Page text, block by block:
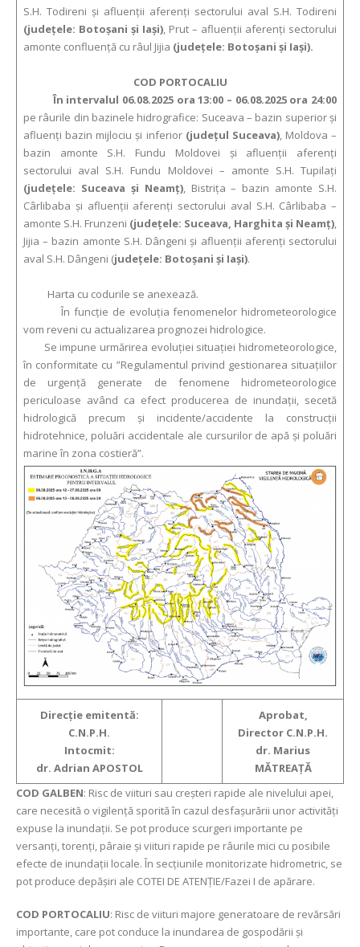
S.H. Todireni şi afluenţii aferenţi sectorului aval S.H. Todireni
(judeţele: Botoşani şi Iaşi), Prut – afluenţii aferenţi sectorului
amonte confluenţă cu râul Jijia (judeţele: Botoşani şi Iaşi).
COD PORTOCALIU
În intervalul 06.08.2025 ora 13:00 – 06.08.2025 ora 24:00
pe râurile din bazinele hidrografice: Suceava – bazin superior şi
afluenţi bazin mijlociu şi inferior (judeţul Suceava), Moldova –
bazin amonte S.H. Fundu Moldovei şi afluenţii aferenţi
sectorului aval S.H. Fundu Moldovei – amonte S.H. Tupilaţi
(judeţele: Suceava şi Neamţ), Bistriţa – bazin amonte S.H.
Cârlibaba şi afluenţii aferenţi sectorului aval S.H. Cârlibaba –
amonte S.H. Frunzeni (judeţele: Suceava, Harghita şi Neamţ),
Jijia – bazin amonte S.H. Dângeni şi afluenţii aferenţi sectorului
aval S.H. Dângeni (judeţele: Botoşani şi Iaşi).
Harta cu codurile se anexează.
În funcție de evoluția fenomenelor hidrometeorologice
vom reveni cu actualizarea prognozei hidrologice.
Se impune urmărirea evoluției situației hidrometeorologice,
în conformitate cu ”Regulamentul privind gestionarea situaţiilor
de urgenţă generate de fenomene hidrometeorologice
periculoase având ca efect producerea de inundații, secetă
hidrologică precum și incidente/accidente la construcții
hidrotehnice, poluări accidentale ale cursurilor de apă și poluări
marine în zona costieră”.
Direcţie emitentă:
C.N.P.H.
Intocmit:
dr. Adrian APOSTOL
Aprobat,
Director C.N.P.H.
dr. Marius
MĂTREAŢĂ
COD GALBEN: Risc de viituri sau creşteri rapide ale nivelului apei,
care necesită o vigilență sporită în cazul desfașurării unor activități
expuse la inundații. Se pot produce scurgeri importante pe
versanți, torenți, pâraie și viituri rapide pe râurile mici cu posibile
efecte de inundații locale. În secțiunile monitorizate hidrometric, se
pot produce depășiri ale COTEI DE ATENȚIE/Fazei I de apărare.
COD PORTOCALIU: Risc de viituri majore generatoare de revărsări
importante, care pot conduce la inundarea de gospodării şi